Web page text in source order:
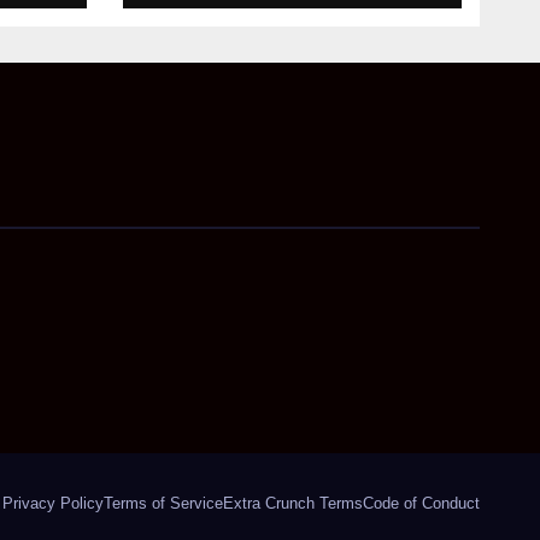
पालन
Privacy PolicyTerms of ServiceExtra Crunch TermsCode of Conduct